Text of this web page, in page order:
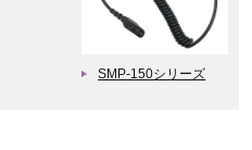
SMP-150シリーズ